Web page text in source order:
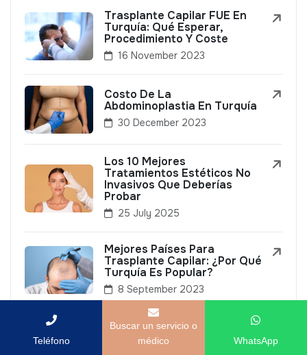
Trasplante Capilar FUE En
Turquía: Qué Esperar,
Procedimiento Y Coste
16 November 2023
Costo De La
Abdominoplastia En Turquía
30 December 2023
Los 10 Mejores
Tratamientos Estéticos No
Invasivos Que Deberías
Probar
25 July 2025
Mejores Países Para
Trasplante Capilar: ¿Por Qué
Turquía Es Popular?
8 September 2023
Teléfono
Buscar un servicio o
médico
WhatsApp